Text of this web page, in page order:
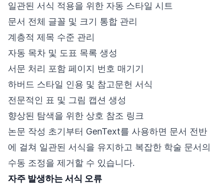
일관된 서식 적용을 위한 자동 스타일 시트
문서 전체 글꼴 및 크기 통합 관리
계층적 제목 수준 관리
자동 목차 및 도표 목록 생성
서문 처리 포함 페이지 번호 매기기
하버드 스타일 인용 및 참고문헌 서식
전문적인 표 및 그림 캡션 생성
향상된 탐색을 위한 상호 참조 링크
논문 작성 초기부터 GenText를 사용하면 문서 전반
에 걸쳐 일관된 서식을 유지하고 복잡한 학술 문서의
수동 조정을 제거할 수 있습니다.
자주 발생하는 서식 오류